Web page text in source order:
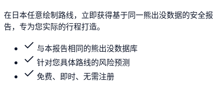
在日本任意绘制路线，立即获得基于同一熊出没数据的安全报
告，专为您实际的行程打造。
与本报告相同的熊出没数据库
针对您具体路线的风险预测
免费、即时、无需注册